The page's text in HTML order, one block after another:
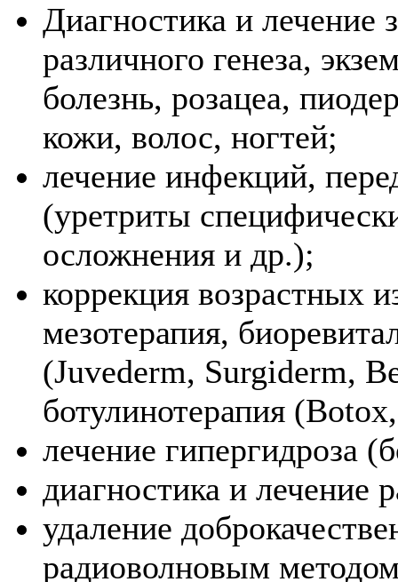
Диагностика и лечение
различного генеза,
болезнь, розацеа,
кожи, волос, ногтей;
лечение инфекций,
(уретриты
осложнения и др.);
коррекция возрастных
мезотерапия,
(Juvederm, Surgiderm,
ботулинотерапия
лечение гипергидроза
диагностика и лечение
удаление
радиоволновым